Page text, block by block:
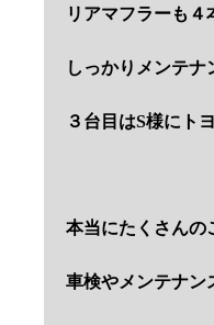
リアマフラーも４
しっかりメンテ
３台目はS様にト
本当にたくさんの
車検やメンテナン